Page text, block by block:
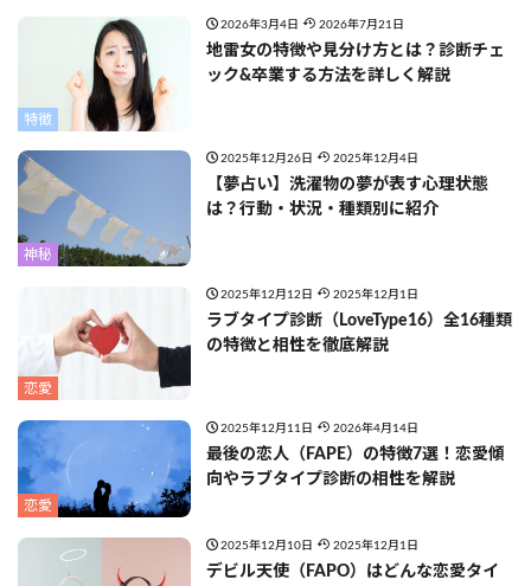
特徴
2026年3月4日 2026年7月21日
地雷女の特徴や見分け方とは？診断チェ
ック&卒業する方法を詳しく解説
神秘
2025年12月26日 2025年12月4日
【夢占い】洗濯物の夢が表す心理状態
は？行動・状況・種類別に紹介
恋愛
2025年12月12日 2025年12月1日
ラブタイプ診断（LoveType16）全16種類
の特徴と相性を徹底解説
恋愛
2025年12月11日 2026年4月14日
最後の恋人（FAPE）の特徴7選！恋愛傾
向やラブタイプ診断の相性を解説
2025年12月10日 2025年12月1日
デビル天使（FAPO）はどんな恋愛タイ